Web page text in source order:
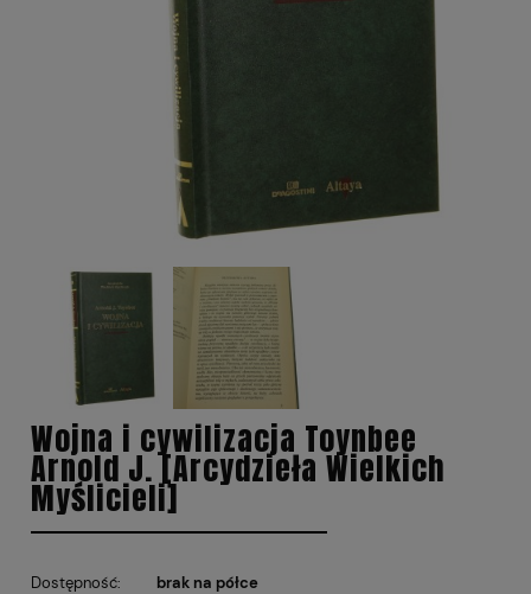
Wojna i cywilizacja Toynbee
Arnold J. [Arcydzieła Wielkich
Myślicieli]
Dostępność: brak na półce